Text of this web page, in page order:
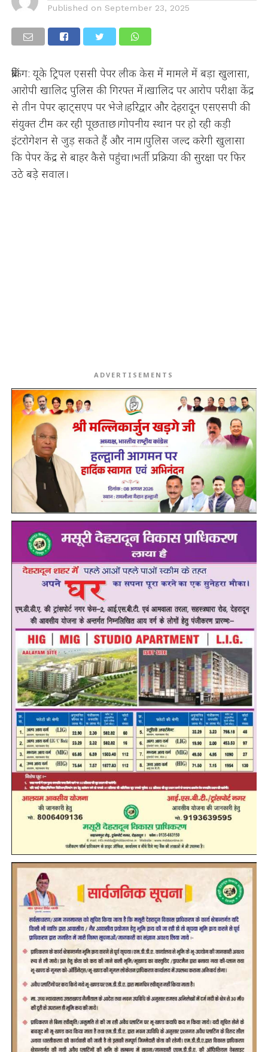
Published on September 23, 2025
ब्रेकिंग: यूके ट्रिपल एससी पेपर लीक केस में मामले में बड़ा खुलासा,
आरोपी खालिद पुलिस की गिरफ्त में।खालिद पर आरोप परीक्षा केंद्र
से तीन पेपर व्हाट्सएप पर भेजे।हरिद्वार और देहरादून एसएसपी की
संयुक्त टीम कर रही पूछताछ।गोपनीय स्थान पर हो रही कड़ी
इंटरोगेशन से जुड़ सकते हैं और नाम।पुलिस जल्द करेगी खुलासा
कि पेपर केंद्र से बाहर कैसे पहुंचा।भर्ती प्रक्रिया की सुरक्षा पर फिर
उठे बड़े सवाल।
ADVERTISEMENTS